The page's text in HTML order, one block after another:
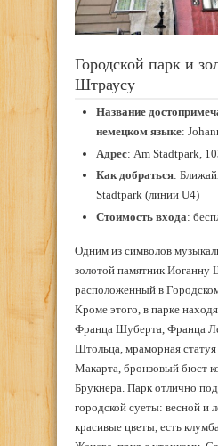
Городской парк и
Штраусу
Название
немецком языке:
Адрес: Am Stadtpark,
Как добраться:
Stadtpark (линии U4)
Стоимость входа:
Одним из символов
золотой памятник Иоганну
расположенный в
Кроме этого, в парке
Франца Шуберта, Франца
Штольца, мраморная
Макарта, бронзовый бюст
Брукнера. Парк отлично
городской суеты: весной и
красивые цветы, есть